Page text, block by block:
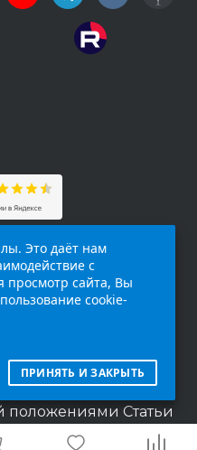
характер и
является публичной
положениями Статьи
Российской
Это даёт нам
с
просмотр сайта, Вы
cookie-
ПРИНЯТЬ И ЗАКРЫТЬ